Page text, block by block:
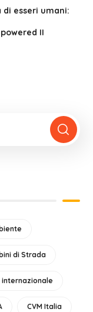
esseri umani:
II
di Strada
CVM Italia